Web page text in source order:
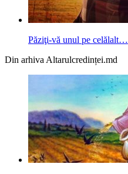
Păziţi-vă unul pe celălalt…
Din arhiva Altarulcredinței.md